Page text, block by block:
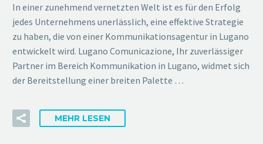
In einer zunehmend vernetzten Welt ist es für den Erfolg
jedes Unternehmens unerlässlich, eine effektive Strategie
zu haben, die von einer Kommunikationsagentur in Lugano
entwickelt wird. Lugano Comunicazione, Ihr zuverlässiger
Partner im Bereich Kommunikation in Lugano, widmet sich
der Bereitstellung einer breiten Palette …
MEHR LESEN